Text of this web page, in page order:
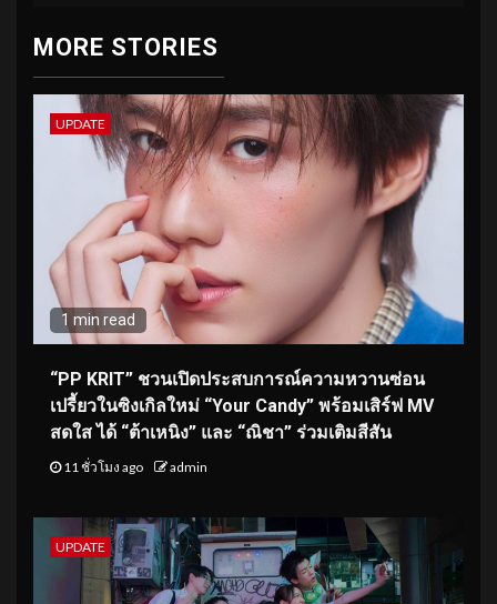
MORE STORIES
UPDATE
1 min read
“PP KRIT” ชวนเปิดประสบการณ์ความหวานซ่อน
เปรี้ยวในซิงเกิลใหม่ “Your Candy” พร้อมเสิร์ฟ MV
สดใส ได้ “ต้าเหนิง” และ “ณิชา” ร่วมเติมสีสัน
11 ชั่วโมง ago admin
UPDATE